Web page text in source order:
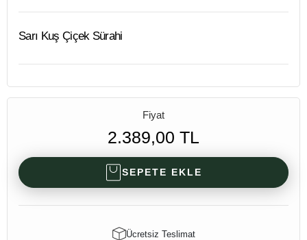
Sarı Kuş Çiçek Sürahi
Fiyat
2.389,00 TL
SEPETE EKLE
Ücretsiz Teslimat